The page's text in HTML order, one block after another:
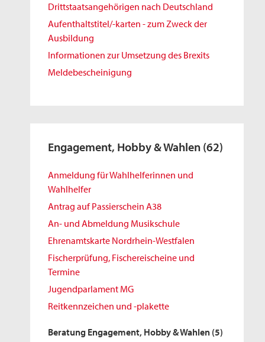
Drittstaatsangehörigen nach Deutschland
Aufenthaltstitel/-karten - zum Zweck der
Ausbildung
Informationen zur Umsetzung des Brexits
Meldebescheinigung
Engagement, Hobby & Wahlen (62)
Anmeldung für Wahlhelferinnen und
Wahlhelfer
Antrag auf Passierschein A38
An- und Abmeldung Musikschule
Ehrenamtskarte Nordrhein-Westfalen
Fischerprüfung, Fischereischeine und
Termine
Jugendparlament MG
Reitkennzeichen und -plakette
Beratung Engagement, Hobby & Wahlen (5)